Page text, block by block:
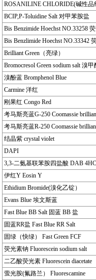
ROSANILINE CHLORIDE(碱性品
BCIP,P-Toluidine Salt 对甲苯胺盐
Bis Benzimide Hoechst NO.33258
Bis Benzlimide Hoechst NO.33342
Brilliant Green（亮绿）
Bromocresol Green sodium salt 溴
溴酚蓝 Bromphenol Blue
Carmine 洋红
刚果红 Congo Red
考马斯亮蓝G-250 Coomassie
考马斯亮蓝R-250 Coomassie
结晶紫 crystal violet
DAPI
3,3-二氨基联苯胺四盐酸 DAB
伊红Y Eosin Y
Ethidium Bromide(溴化乙锭）
Evans Blue 埃文斯蓝
Fast Blue BB Salt 固蓝 BB 盐
固蓝RR盐 Fast Blue RR Salt
固绿（快绿） Fast Green FCF
荧光素钠 Fluorescein sodium salt
二乙酸荧光素 Fluorescein diacetate
萤光胺(氟路兰） Fluorescamine